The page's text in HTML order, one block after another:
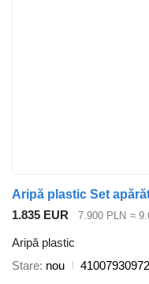
1.835 EUR 7.900 PLN ≈
Aripă plastic
Stare nou